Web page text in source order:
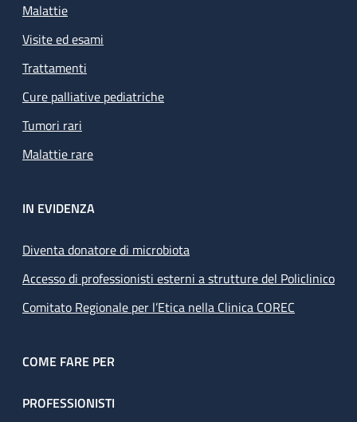
Malattie
Visite ed esami
Trattamenti
Cure palliative pediatriche
Tumori rari
Malattie rare
IN EVIDENZA
Diventa donatore di microbiota
Accesso di professionisti esterni a strutture del Policlinico
Comitato Regionale per l’Etica nella Clinica COREC
COME FARE PER
PROFESSIONISTI